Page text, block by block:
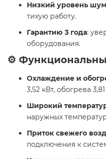
Низкий уровень
тихую работу.
Гарантию 3 года:
оборудования.
⚙️
Охлаждение и
3,52 кВт, обогрева 3,81
Широкий
наружных
Приток свежего
подключения к